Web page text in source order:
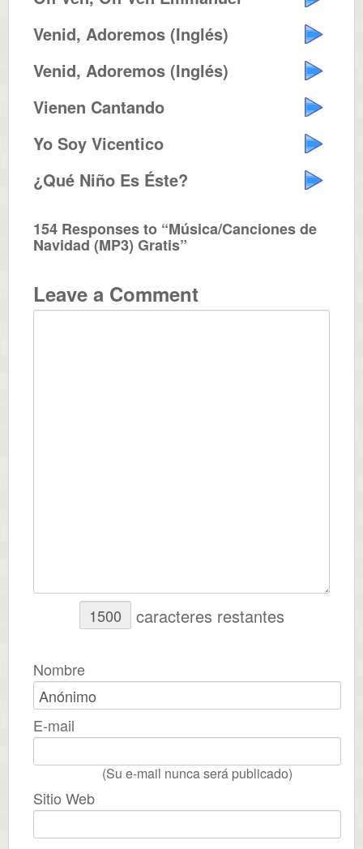
Venid, Adoremos (Inglés)
Venid, Adoremos (Inglés)
Vienen Cantando
Yo Soy Vicentico
¿Qué Niño Es Éste?
154 Responses to “Música/Canciones de
Navidad (MP3) Gratis”
Leave a Comment
caracteres restantes
Nombre
E-mail
(Su e-mail nunca será publicado)
Sitio Web